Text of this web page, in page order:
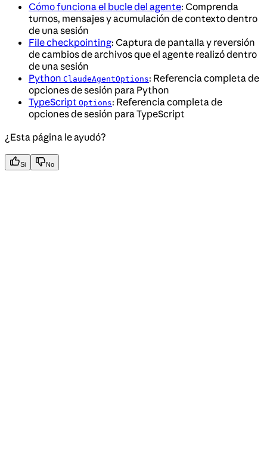
Cómo funciona el bucle del agente: Comprenda
turnos, mensajes y acumulación de contexto dentro
de una sesión
File checkpointing: Captura de pantalla y reversión
de cambios de archivos que el agente realizó dentro
de una sesión
Python ClaudeAgentOptions: Referencia completa de
opciones de sesión para Python
TypeScript Options: Referencia completa de
opciones de sesión para TypeScript
¿Esta página le ayudó?
Si No